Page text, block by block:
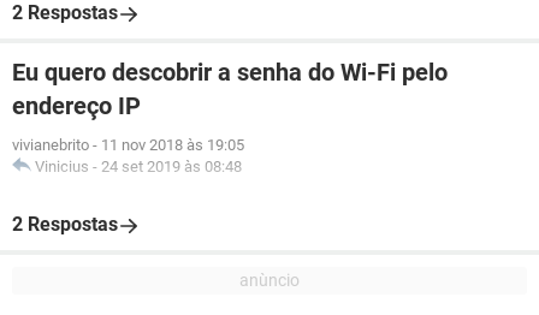
2 Respostas
Eu quero descobrir a senha do Wi-Fi pelo
endereço IP
vivianebrito - 11 nov 2018 às 19:05
Vinicius - 24 set 2019 às 08:48
2 Respostas